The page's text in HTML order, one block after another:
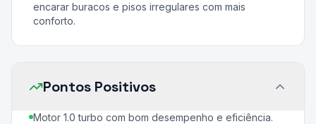
encarar buracos e pisos irregulares com mais
conforto.
Pontos Positivos
Motor 1.0 turbo com bom desempenho e eficiência.